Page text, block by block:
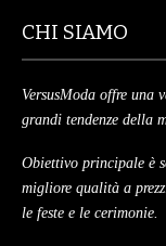
MAGLIETTE
PANTALONI
SCUOLA
CHI SIAMO
VersusModa offre una
grandi tendenze della
Obiettivo principale è
migliore qualità a
le feste e le cerimonie.